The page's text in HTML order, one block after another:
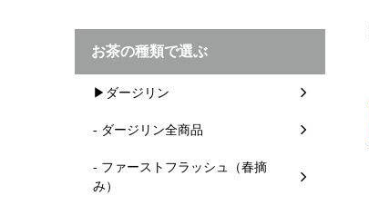
お茶の種類で選ぶ
▶ダージリン
- ダージリン全商品
- ファーストフラッシュ（春摘
み）